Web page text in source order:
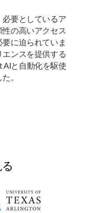
必要としているア
の高いアクセス
に迫られていま
ンスを提供する
AIと自動化を駆使
。